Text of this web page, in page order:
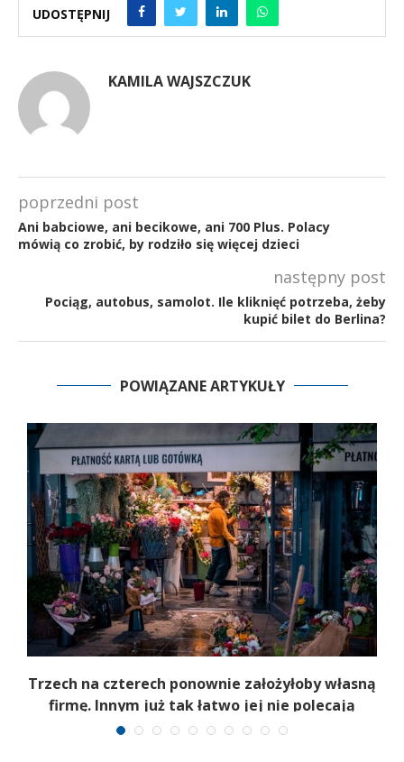
UDOSTĘPNIJ
KAMILA WAJSZCZUK
poprzedni post
Ani babciowe, ani becikowe, ani 700 Plus. Polacy
mówią co zrobić, by rodziło się więcej dzieci
następny post
Pociąg, autobus, samolot. Ile kliknięć potrzeba, żeby
kupić bilet do Berlina?
POWIĄZANE ARTYKUŁY
Trzech na czterech ponownie założyłoby własną
firmę. Innym już tak łatwo jej nie polecają